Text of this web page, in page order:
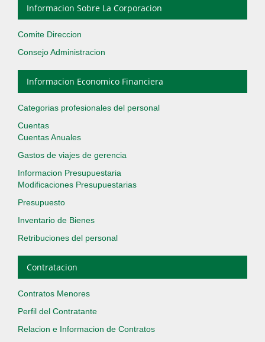
Informacion Sobre La Corporacion
Comite Direccion
Consejo Administracion
Informacion Economico Financiera
Categorias profesionales del personal
Cuentas
Cuentas Anuales
Gastos de viajes de gerencia
Informacion Presupuestaria
Modificaciones Presupuestarias
Presupuesto
Inventario de Bienes
Retribuciones del personal
Contratacion
Contratos Menores
Perfil del Contratante
Relacion e Informacion de Contratos